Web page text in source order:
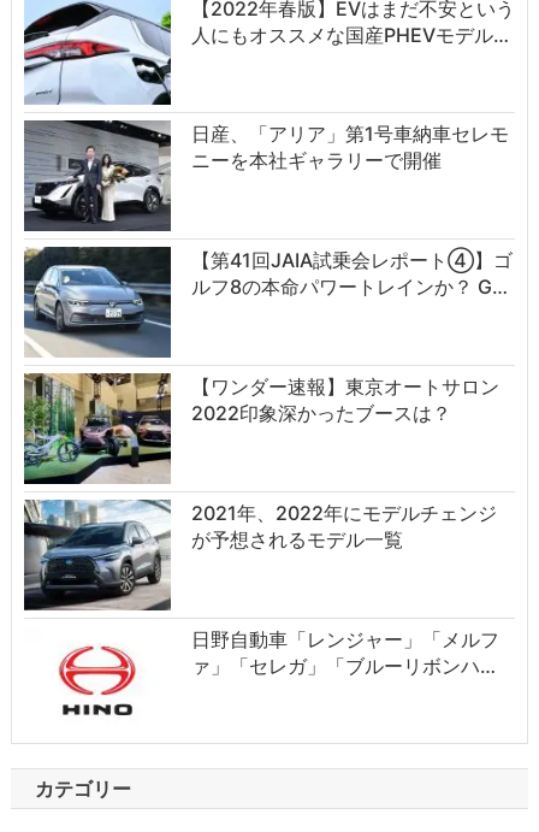
【2022年春版】EVはまだ不安という
人にもオススメな国産PHEVモデル…
日産、「アリア」第1号車納車セレモ
ニーを本社ギャラリーで開催
【第41回JAIA試乗会レポート④】ゴ
ルフ8の本命パワートレインか？ G…
【ワンダー速報】東京オートサロン
2022印象深かったブースは？
2021年、2022年にモデルチェンジ
が予想されるモデル一覧
日野自動車「レンジャー」「メルフ
ァ」「セレガ」「ブルーリボンハ…
カテゴリー